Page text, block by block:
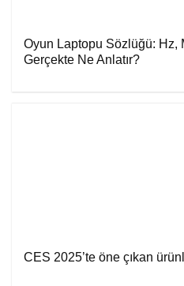
Oyun Laptopu Sözlüğü: Hz,
Gerçekte Ne Anlatır?
CES 2025’te öne çıkan